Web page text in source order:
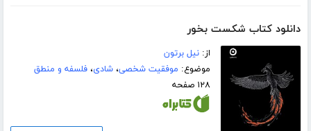
دانلود کتاب شکست بخور
از:نیل برتون
موضوع: موفقیت شخصی،شادی،فلسفه و منطق
۱۲۸ صفحه